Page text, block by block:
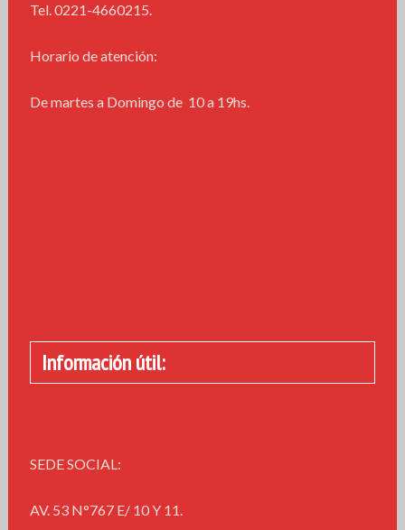
Tel. 0221-4660215.
Horario de atención:
De martes a Domingo de 10 a 19hs.
Información útil:
SEDE SOCIAL:
AV. 53 N°767 E/ 10 Y 11.